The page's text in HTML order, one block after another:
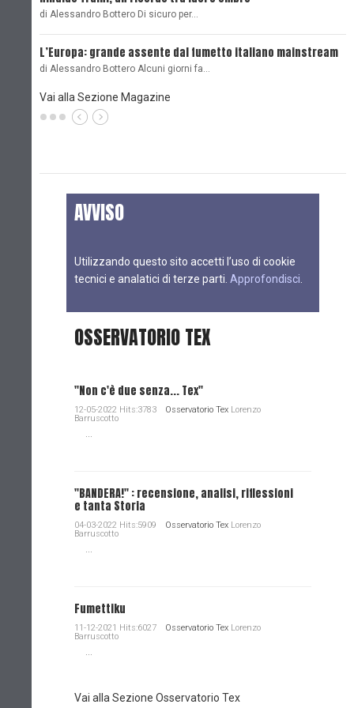
di Alessandro Bottero Di sicuro per…
L’Europa: grande assente dal fumetto italiano mainstream
di Alessandro Bottero Alcuni giorni fa…
Vai alla Sezione Magazine
AVVISO
Utilizzando questo sito accetti l’uso di cookie
tecnici e analatici di terze parti. Approfondisci
OSSERVATORIO TEX
"Non c'è due senza... Tex"
12-05-2022 Hits:3783 Osservatorio Tex Lorenzo
Barruscotto
"BANDERA!" : recensione, analisi, riflessioni
e tanta Storia
04-03-2022 Hits:5909 Osservatorio Tex Lorenzo
Barruscotto
Fumettiku
11-12-2021 Hits:6027 Osservatorio Tex Lorenzo
Barruscotto
Vai alla Sezione Osservatorio Tex